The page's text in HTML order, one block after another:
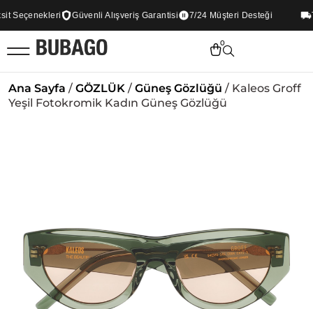
Güvenli Alışveriş Garantisi 7/24 Müşteri Desteği
0
Ana Sayfa / GÖZLÜK / Güneş Gözlüğü / Kaleos Groff
Yeşil Fotokromik Kadın Güneş Gözlüğü